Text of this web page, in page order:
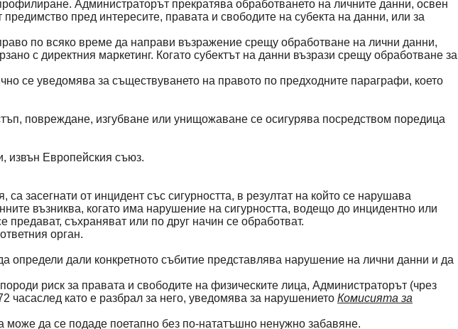
Администраторът прекратява обработването на личните данни, освен
пред интересите, правата и свободите на субекта на данни, или за
по всяко време да направи възражение срещу обработване на лични данни,
с директния маркетинг. Когато субектът на данни възрази срещу обработване за
се уведомява за съществуването на правото по предходните параграфи, което
повреждане, изгубване или унищожаване се осигурява посредством поредица
извън Европейския съюз.
засегнати от инцидент със сигурността, в резултат на който се нарушава
възниква, когато има нарушение на сигурността, водещо до инцидентно или
съхраняват или по друг начин се обработват.
орган.
дали конкретното събитие представлява нарушение на лични данни и да
риск за правата и свободите на физическите лица, Администраторът (чрез
часаслед като е разбрал за него, уведомява за нарушението Комисията за
да се подаде поетапно без по-нататъшно ненужно забавяне.